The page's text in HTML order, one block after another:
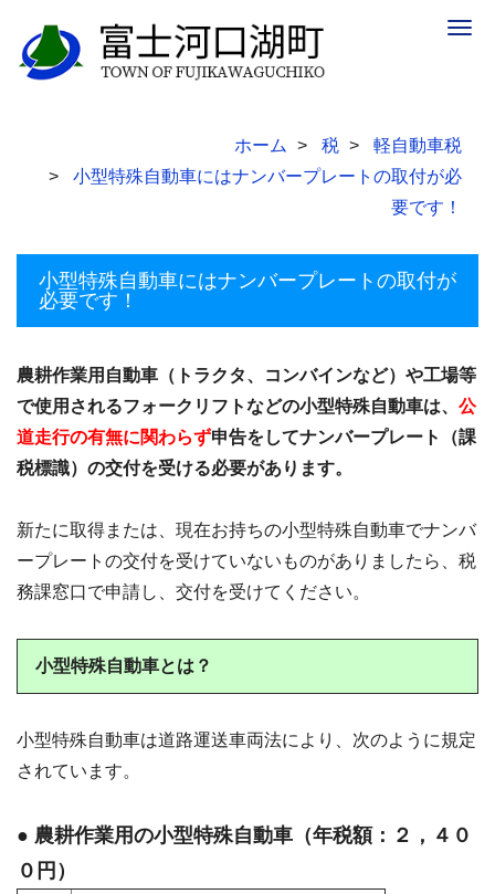
ホーム 税
軽自動車税
小型特殊自動車にはナンバープレートの取付が必
要です！
小型特殊自動車にはナンバープレートの取付が
必要です！
農耕作業用自動車（トラクタ、コンバインなど）や工場等
で使用されるフォークリフトなどの小型特殊自動車は、 公
道走行の有無に関わらず申告をしてナンバープレート（課
税標識）の交付を受ける必要があります。
新たに取得または、現在お持ちの小型特殊自動車でナンバ
ープレートの交付を受けていないものがありましたら、税
務課窓口で申請し、交付を受けてください。
小型特殊自動車とは？
小型特殊自動車は道路運送車両法により、次のように規定
されています。
● 農耕作業用の小型特殊自動車（年税額：２，４０
０円）